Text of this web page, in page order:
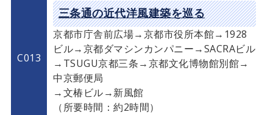
C013
三条通の近代洋風建築を巡る
京都市庁舎前広場→京都市役所本館→1928
ビル→京都ダマシンカンパニー→SACRAビル
→TSUGU京都三条→京都文化博物館別館→
中京郵便局
→文椿ビル→新風館
（所要時間：約2時間）